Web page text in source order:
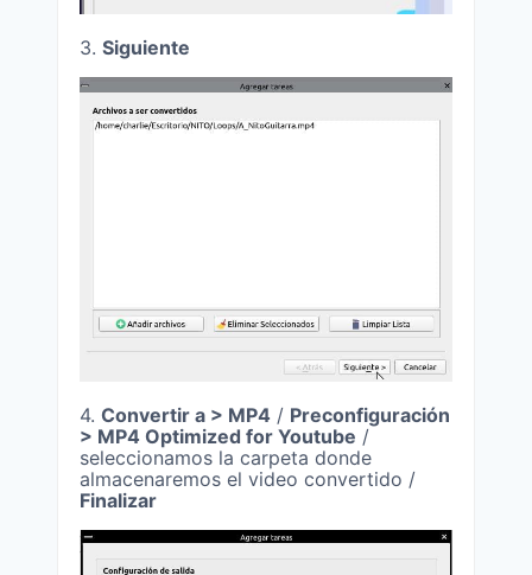
3. Siguiente
4. Convertir a > MP4 / Preconfiguración
> MP4 Optimized for Youtube /
seleccionamos la carpeta donde
almacenaremos el video convertido /
Finalizar